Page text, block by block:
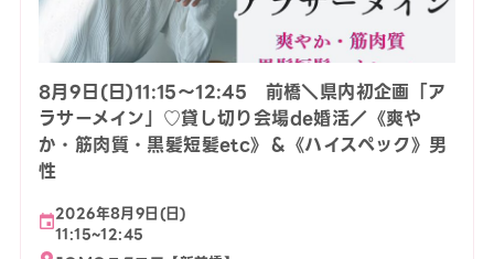
8月9日(日)11:15〜12:45 前橋＼県内初企画「ア
ラサーメイン」♡貸し切り会場de婚活／《爽や
か・筋肉質・黒髪短髪etc》＆《ハイスペック》男
性
2026年8月9日(日)
11:15~12:45